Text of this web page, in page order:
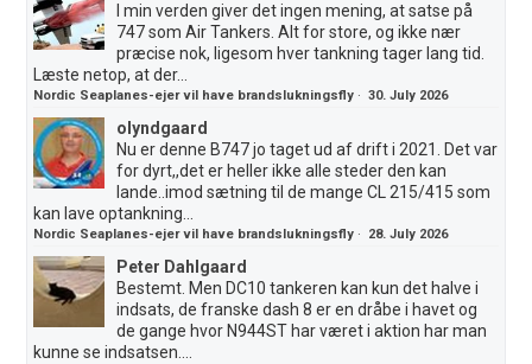
I min verden giver det ingen mening, at satse på
747 som Air Tankers. Alt for store, og ikke nær
præcise nok, ligesom hver tankning tager lang tid.
Læste netop, at der...
Nordic Seaplanes-ejer vil have brandslukningsfly ·30. July 2026
olyndgaard
Nu er denne B747 jo taget ud af drift i 2021. Det var
for dyrt,,det er heller ikke alle steder den kan
lande..imod sætning til de mange CL 215/415 som
kan lave optankning...
Nordic Seaplanes-ejer vil have brandslukningsfly · 28. July 2026
Peter Dahlgaard
Bestemt. Men DC10 tankeren kan kun det halve i
indsats, de franske dash 8 er en dråbe i havet og
de gange hvor N944ST har været i aktion har man
kunne se indsatsen....